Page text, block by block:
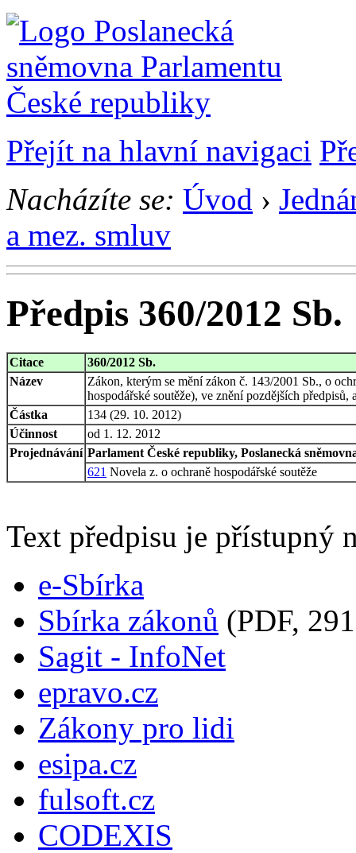
Přejít na hlavní navigaci
Nacházíte se: Úvod ›
a mez. smluv
Předpis 360/2012 Sb.
Citace
360/2012 Sb.
Název
Zákon, kterým se mění zákon č. 143/2001 Sb., o
hospodářské soutěže), ve znění pozdějších
Částka
134 (29. 10. 2012)
Účinnost
od 1. 12. 2012
Projednávání Parlament České republiky, Poslanecká
621 Novela z. o ochraně hospodářské soutěže
Text předpisu je přístupný
e-Sbírka
Sbírka zákonů (PDF,
Sagit - InfoNet
epravo.cz
Zákony pro lidi
esipa.cz
fulsoft.cz
CODEXIS